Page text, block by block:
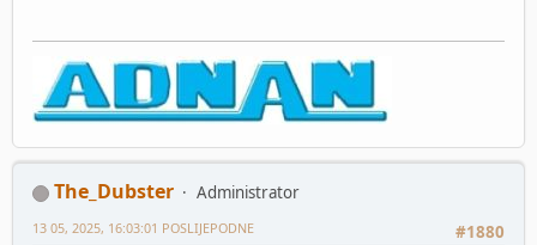
The_Dubster
Administrator
#1880
13 05, 2025, 16:03:01 POSLIJEPODNE